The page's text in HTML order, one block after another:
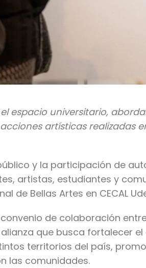
espacio universitario,
artísticas realizadas
y la participación de
artistas, estudiantes y
de Bellas Artes en CECAL
de colaboración
que busca fortalecer
territorios del país,
las comunidades.